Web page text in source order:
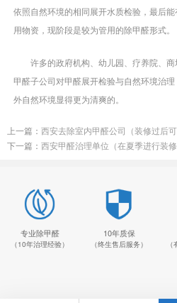
依照自然环境的相同展开水质检验，最后
用物资，现阶段是较为管用的除甲醛形式。
许多的政府机构、幼儿园、疗养院、商
甲醛子公司对甲醛展开检验与自然环境治
外自然环境显得更为清爽的。
上一篇： 西安去除室内甲醛公司（装修过后
下一篇： 西安甲醛治理单位（在夏季进行装
专业除甲醛
（10年治理经验）
10年质保
（终生售后服务）